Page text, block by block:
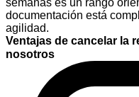
documentación está
agilidad.
Ventajas de cancelar la
nosotros